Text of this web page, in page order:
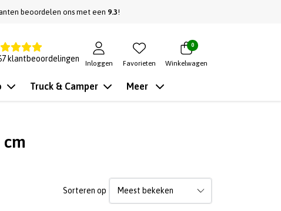
beoordelen ons met een 9.3!
klantbeoordelingen
Inloggen Favorieten
0
Winkelwagen
Truck & Camper Meer
Sorteren op